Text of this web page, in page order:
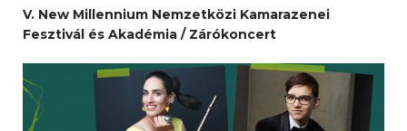
V. New Millennium Nemzetközi Kamarazenei
Fesztivál és Akadémia / Zárókoncert